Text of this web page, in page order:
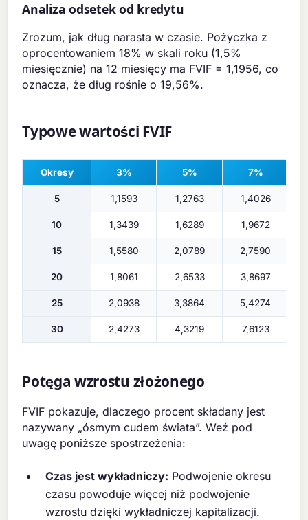
Analiza odsetek od kredytu
Zrozum, jak dług narasta w czasie. Pożyczka z
oprocentowaniem 18% w skali roku (1,5%
miesięcznie) na 12 miesięcy ma FVIF = 1,1956, co
oznacza, że dług rośnie o 19,56%.
Typowe wartości FVIF
Okresy 3% 5% 7%
5 1,1593 1,2763 1,4026
10 1,3439 1,6289 1,9672
15 1,5580 2,0789 2,7590
20 1,8061 2,6533 3,8697
25 2,0938 3,3864 5,4274
30 2,4273 4,3219 7,6123
Potęga wzrostu złożonego
FVIF pokazuje, dlaczego procent składany jest
nazywany „ósmym cudem świata”. Weź pod
uwagę poniższe spostrzeżenia:
Czas jest wykładniczy: Podwojenie okresu
czasu powoduje więcej niż podwojenie
wzrostu dzięki wykładniczej kapitalizacji.